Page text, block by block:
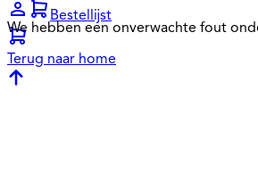
Bestellijst
We hebben een onverwachte fout
Terug naar home